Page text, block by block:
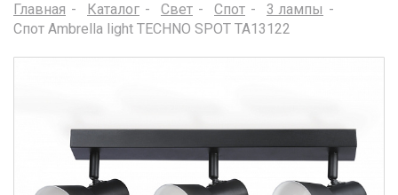
Главная Каталог Свет Спот
3 лампы
Спот Ambrella light TECHNO SPOT TA13122